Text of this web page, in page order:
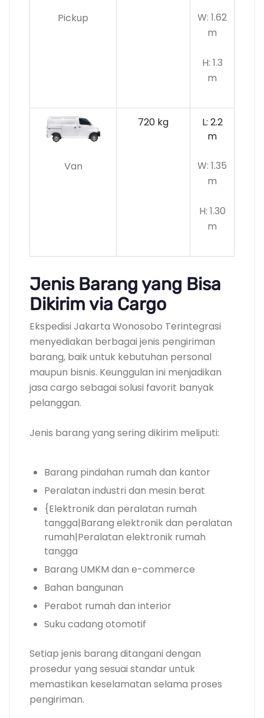
Pickup
W: 1.62
m
H: 1.3
m
Van
720 kg
L: 2.2
m
W: 1.35
m
H: 1.30
m
Jenis Barang yang Bisa
Dikirim via Cargo
Ekspedisi Jakarta Wonosobo Terintegrasi
menyediakan berbagai jenis pengiriman
barang, baik untuk kebutuhan personal
maupun bisnis. Keunggulan ini menjadikan
jasa cargo sebagai solusi favorit banyak
pelanggan.
Jenis barang yang sering dikirim meliputi:
Barang pindahan rumah dan kantor
Peralatan industri dan mesin berat
{Elektronik dan peralatan rumah
tangga|Barang elektronik dan peralatan
rumah|Peralatan elektronik rumah
tangga
Barang UMKM dan e-commerce
Bahan bangunan
Perabot rumah dan interior
Suku cadang otomotif
Setiap jenis barang ditangani dengan
prosedur yang sesuai standar untuk
memastikan keselamatan selama proses
pengiriman.